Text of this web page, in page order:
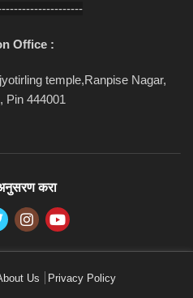
Office :
temple,Ranpise Nagar,
Pin 444001
करा
Us Privacy Policy